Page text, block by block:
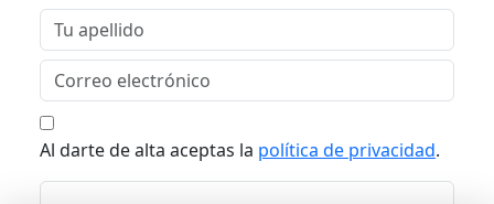
Al darte de alta aceptas la política de privacidad.